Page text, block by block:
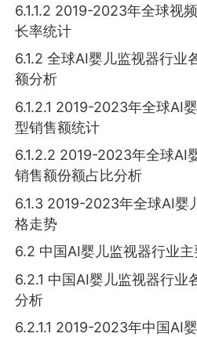
6.1.1.2 2019-2023年全球视
长率统计
6.1.2 全球AI婴儿监视器行业
额分析
6.1.2.1 2019-2023年全球AI
型销售额统计
6.1.2.2 2019-2023年全球AI
销售额份额占比分析
6.1.3 2019-2023年全球AI婴
格走势
6.2 中国AI婴儿监视器行业
6.2.1 中国AI婴儿监视器行业
分析
6.2.1.1 2019-2023年中国AI